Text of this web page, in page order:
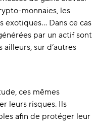
monnaies, les
exotiques… Dans ce cas
par un actif sont
sur d’autres
ces mêmes
leurs risques. Ils
afin de protéger leur